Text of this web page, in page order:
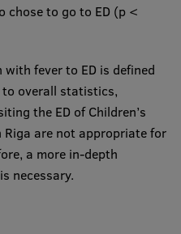
chose to go to ED (p <
fever to ED is defined
overall statistics,
the ED of Children’s
are not appropriate for
a more in-depth
necessary.